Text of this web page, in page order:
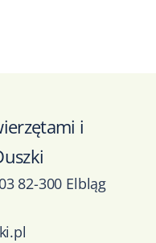
i
82-300 Elbląg